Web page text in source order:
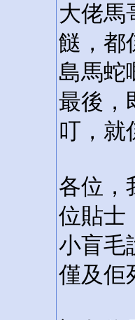
大佬馬
餸，都
島馬蛇
最後，
叮，就
各位，
位貼士
小盲毛
僅及佢